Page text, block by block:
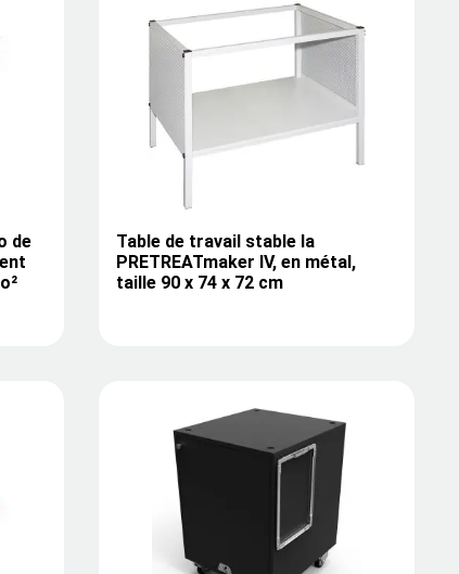
de
Table de travail stable la
PRETREATmaker IV, en métal,
taille 90 x 74 x 72 cm